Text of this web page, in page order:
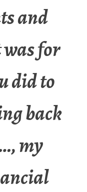
and
for
did to
back
my